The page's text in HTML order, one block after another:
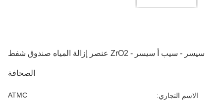
سيسر - سيب أ سيسر - ZrO2 عنصر إزالة المياه صندوق شفط
الصحافة
الاسم التجاري: ATMC